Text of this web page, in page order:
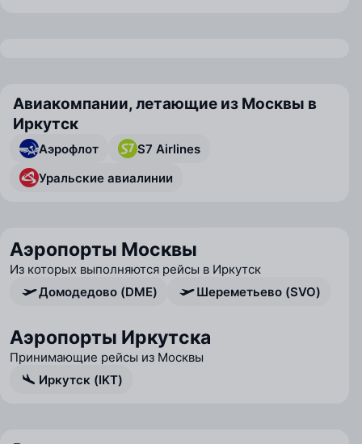
Авиакомпании, летающие из Москвы в
Иркутск
Аэрофлот
S7 Airlines
Уральские авиалинии
Аэропорты Москвы
Из которых выполняются рейсы в Иркутск
Домодедово (DME)
Шереметьево (SVO)
Аэропорты Иркутска
Принимающие рейсы из Москвы
Иркутск (IKT)